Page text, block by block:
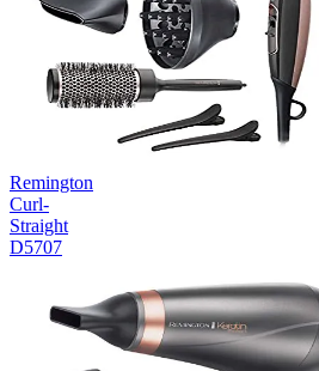
Remington
Curl-
Straight
D5707